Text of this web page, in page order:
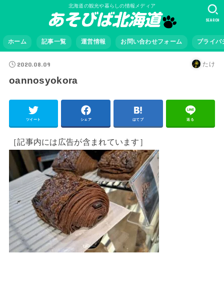
北海道の観光や暮らしの情報メディア
ホーム 記事一覧 運営情報 お問い合わせフォーム プライバ
SEARCH
2020.08.09 たけ
oannosyokora
ツイート シェア はてブ 送る
［記事内には広告が含まれています］